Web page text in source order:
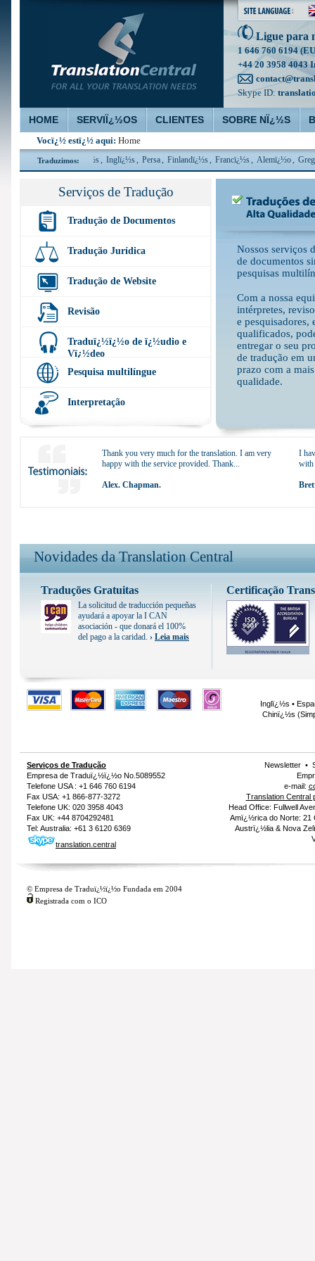
Ligue para
1 646 760 6194
+44 20 3958 4043
Skype ID:
HOME SERVIÏ¿½OS CLIENTES SOBRE NÏ¿½S
Vocï¿½ estï¿½ aqui: Home
Traduzimos:
, Holandï¿½s ,Inglï¿½s,Persa,Finlandï¿½s,Francï¿½s,Alemï¿½o,Grego
Serviços de Tradução
Tradução de Documentos
Tradução Jurídica
Tradução de Website
Revisão
Traduï¿½ï¿½o de ï¿½udio e
Vï¿½deo
Pesquisa multilíngue
Interpretação
Nossos serviços
de documentos
pesquisas
Com a nossa
intérpretes,
e pesquisadores,
qualificados,
entregar o seu
de tradução em
prazo com a
qualidade.
Thank you very much for the translation. I am very
happy with the service provided. Thank...
Alex. Chapman.
I
with
Novidades da Translation Central
Traduções Gratuitas
La solicitud de traducción pequeñas
ayudará a apoyar la I CAN
asociación - que donará el 100%
del pago a la caridad. › Leia mais
Certificação
Inglï¿½s •
Chinï¿½s
Serviços de Tradução
Empresa de Traduï¿½ï¿½o No.5089552
Telefone USA : +1 646 760 6194
Fax USA: +1 866-877-3272
Telefone UK: 020 3958 4043
Fax UK: +44 8704292481
Tel: Australia: +61 3 6120 6369
translation.central
Newsletter•
e-mail:
Translation
Head Office: Fullwell
Amï¿½rica do Norte: 21
Austrï¿½lia & Nova
© Empresa de Traduï¿½ï¿½o Fundada em 2004
Registrada com o ICO